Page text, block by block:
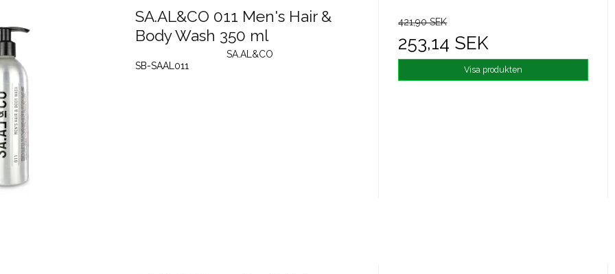
SA.AL&CO 011 Men's Hair &
Body Wash 350 ml
SA.AL&CO
SB-SAAL011
421,90 SEK
253,14 SEK
Visa produkten